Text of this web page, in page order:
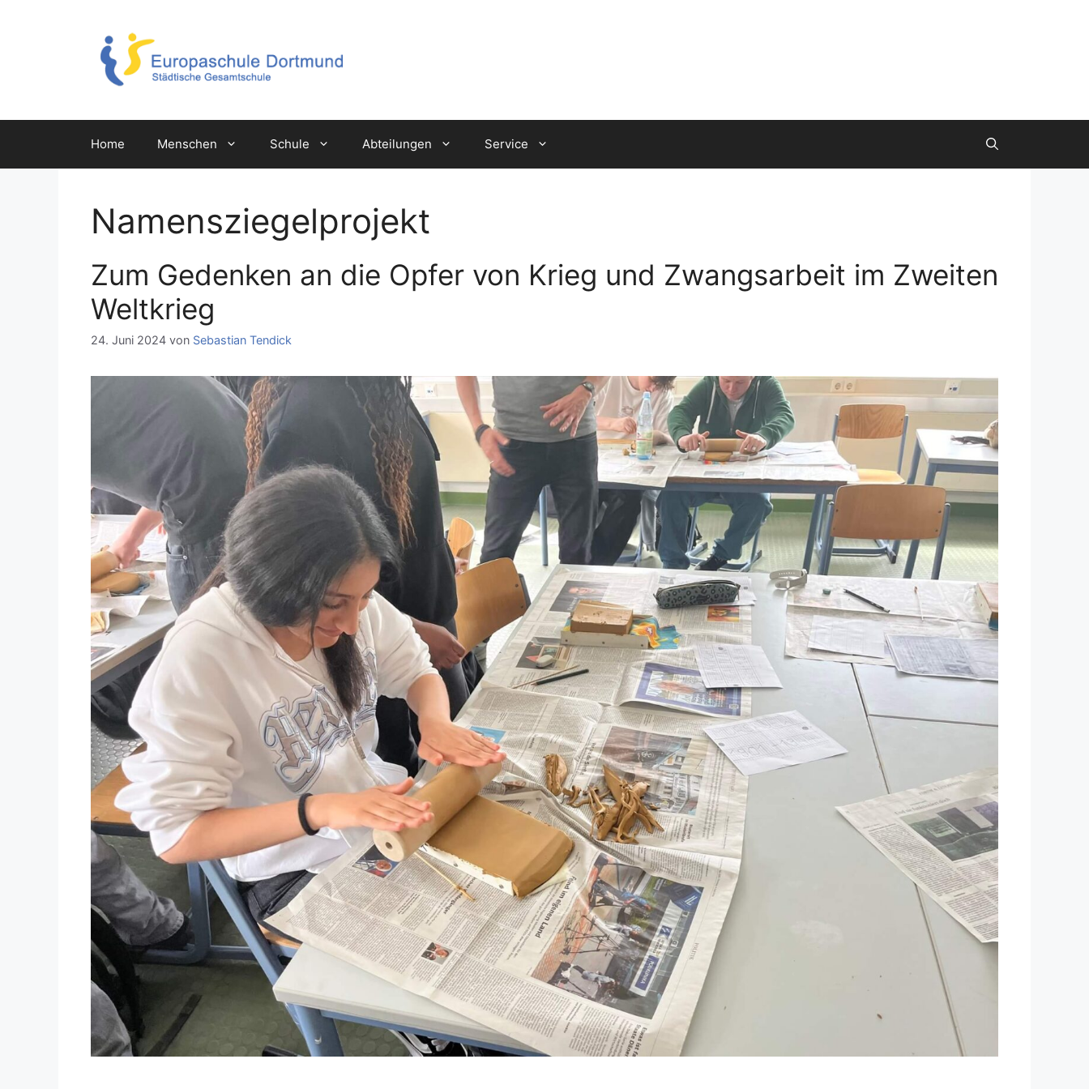
Home Menschen Schule Abteilungen Service
Namensziegelprojekt
Zum Gedenken an die Opfer von Krieg und Zwangsarbeit im Zweiten
Weltkrieg
24. Juni 2024 von Sebastian Tendick